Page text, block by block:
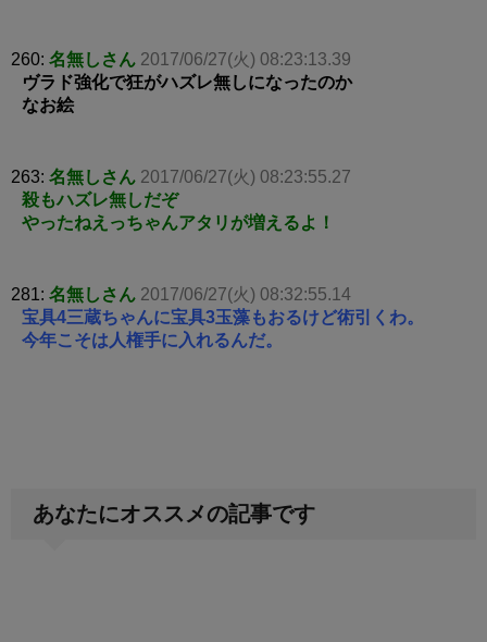
260: 名無しさん 2017/06/27(火) 08:23:13.39
ヴラド強化で狂がハズレ無しになったのか
なお絵
263: 名無しさん 2017/06/27(火) 08:23:55.27
殺もハズレ無しだぞ
やったねえっちゃんアタリが増えるよ！
281: 名無しさん 2017/06/27(火) 08:32:55.14
宝具4三蔵ちゃんに宝具3玉藻もおるけど術引くわ。
今年こそは人権手に入れるんだ。
あなたにオススメの記事です